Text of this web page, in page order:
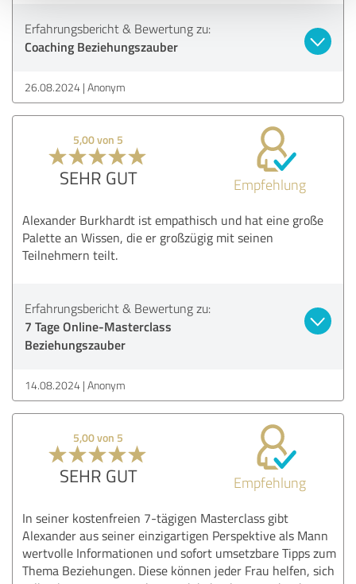
Erfahrungsbericht & Bewertung zu:
Coaching Beziehungszauber
26.08.2024 Anonym
5,00 von 5
SEHR GUT Empfehlung
Alexander Burkhardt ist empathisch und hat eine große
Palette an Wissen, die er großzügig mit seinen
Teilnehmern teilt.
Erfahrungsbericht & Bewertung zu:
7 Tage Online-Masterclass
Beziehungszauber
14.08.2024 Anonym
5,00 von 5
SEHR GUT Empfehlung
In seiner kostenfreien 7-tägigen Masterclass gibt
Alexander aus seiner einzigartigen Perspektive als Mann
wertvolle Informationen und sofort umsetzbare Tipps zum
Thema Beziehungen. Diese können jeder Frau helfen, sich